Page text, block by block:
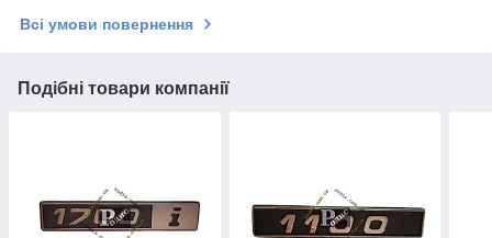
Всі умови повернення
Подібні товари компанії